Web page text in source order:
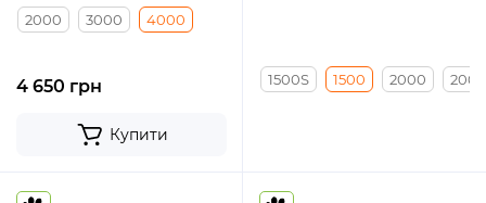
2000 3000 4000
4 650 грн
Купити
1500S 1500 2000